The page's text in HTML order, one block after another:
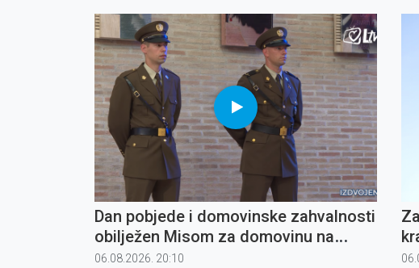
Dan pobjede i domovinske zahvalnosti
obilježen Misom za domovinu na
Jarunu
06.08.2026. 20:10